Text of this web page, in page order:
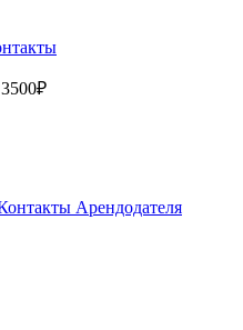
3500₽
Арендодателя